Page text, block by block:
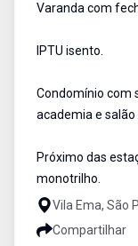
Varanda com
IPTU isento.
Condomínio com
academia e salão
Próximo das
monotrilho.
Vila Ema, São
Compartilhar